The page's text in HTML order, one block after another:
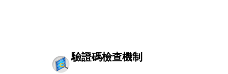
驗證碼檢查機制